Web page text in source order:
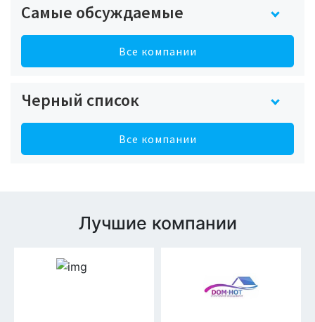
Самые обсуждаемые
Все компании
Черный список
Все компании
Лучшие компании